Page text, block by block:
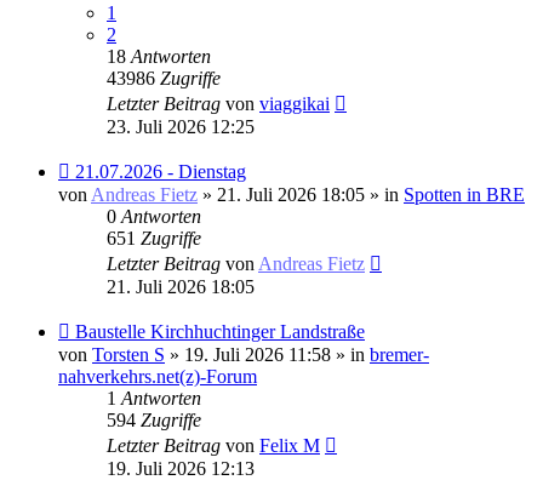
1
2
18 Antworten
43986 Zugriffe
Letzter Beitrag von viaggikai
23. Juli 2026 12:25
Neuer
Beitrag
21.07.2026 - Dienstag
von Andreas Fietz » 21. Juli 2026 18:05 » in Spotten in BRE
0 Antworten
651 Zugriffe
Letzter Beitrag von Andreas Fietz
21. Juli 2026 18:05
Neuer
Beitrag
Baustelle Kirchhuchtinger Landstraße
von Torsten S » 19. Juli 2026 11:58 » in bremer-
nahverkehrs.net(z)-Forum
1 Antworten
594 Zugriffe
Letzter Beitrag von Felix M
19. Juli 2026 12:13